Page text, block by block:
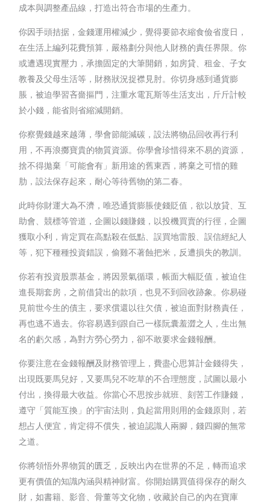
成本與調整產品線，打造出符合市場的生產力。
你因手頭拮据，金錢運用權減少，覺得要節衣縮食儉省度日，
在生活上編列花費預算，嚴格劃分與他人財務的責任界限。你
或遭遇現實壓力，承擔固定的大筆開銷，如房貸、租金、子女
教養及父母生活等，財務狀況捉襟見肘。你切身感到通貨膨
脹，被迫學習吝嗇摳門，注重水電瓦斯等生活支出，斤斤計較
於小錢，能省則省縮減開銷。
你察覺錢越來越薄，學會節能減碳，設法將物品回收再行利
用，不再浪擲寶貴的物質資源。你學會珍惜得來不易的資源，
捨不得拋棄「可能會有」新用途的舊東西，將棄之可惜的雞
肋，設法保存起來，耐心等待舊物的第二春。
此時你財運大為不濟，唯恐通貨膨脹使錢貶值，欲以放貸、互
助會、競標等管道，企圖以錢賺錢，以投機買賣的行徑，企圖
獲取小利，肯定買在高點殺在低點、誤買地雷股、誤信經紀人
等，犯下種種投資錯誤，偷雞不著蝕把米，反遭損失的教訓。
你若有投資股票基金，將因景氣循環，帳面大幅貶值，被迫住
進長期套房，之前借貸出的款項，也見不到回收跡象。你易碰
見前世今生的債主，要求償還以往欠債，被迫面對財務責任，
再也逃不過去。你容易遇到跟自己一樣阮囊羞澀之人，生出無
名的虧欠感，為對方勞心勞力，卻不敢要求金錢報酬。
你要注意在金錢報酬及財務管理上，費盡心思算計金錢得失，
出現既要馬兒好，又要馬兒不吃草的不合理態度，試圖以最小
付出，換得最大收益。你當心不思按步就班、刻苦工作賺錢，
遵守「質能互換」的宇宙法則，負起當用則用的金錢原則，若
想占人便宜，肯定得不償失，被迫認識人兩腳，錢四腳的無常
之道。
你將領悟外界物質的匱乏，反映出內在世界的不足，轉而追求
更有價值的知識內涵與精神財富。你開始購買值得保存的耐久
財，如書籍、影音、骨董等文化物，收藏於自己的內在寶庫